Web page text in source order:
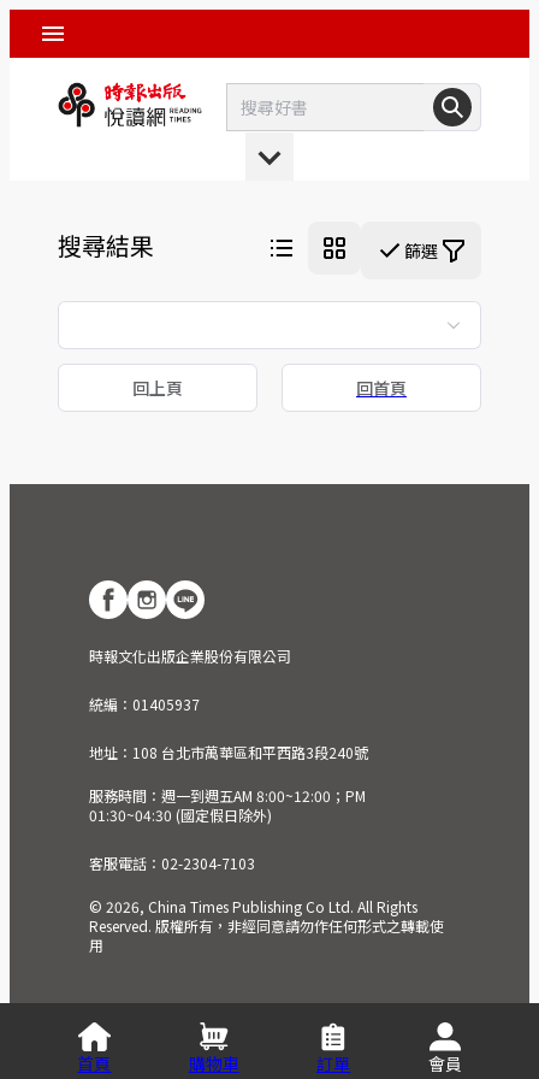
搜尋結果 篩選
回上頁 回首頁
時報文化出版企業股份有限公司
統編：01405937
地址：108 台北市萬華區和平西路3段240號
服務時間：週一到週五AM 8:00~12:00；PM
01:30~04:30 (國定假日除外)
客服電話：02-2304-7103
© 2026, China Times Publishing Co Ltd. All Rights
Reserved. 版權所有，非經同意請勿作任何形式之轉載使
用
首頁 購物車 訂單 會員